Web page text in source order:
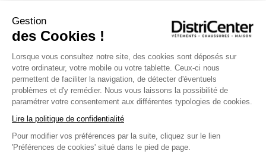
Gestion
des Cookies !
Lorsque vous consultez notre site, des cookies sont déposés sur
votre ordinateur, votre mobile ou votre tablette. Ceux-ci nous
permettent de faciliter la navigation, de détecter d'éventuels
problèmes et d'y remédier. Nous vous laissons la possibilité de
paramétrer votre consentement aux différentes typologies de cookies.
Lire la politique de confidentialité
Pour modifier vos préférences par la suite, cliquez sur le lien
'Préférences de cookies' situé dans le pied de page.
INFOS PRATIQUES
L’ENSEIGNE DISTRICENTER
Suivez-nous
Moyens de paiement